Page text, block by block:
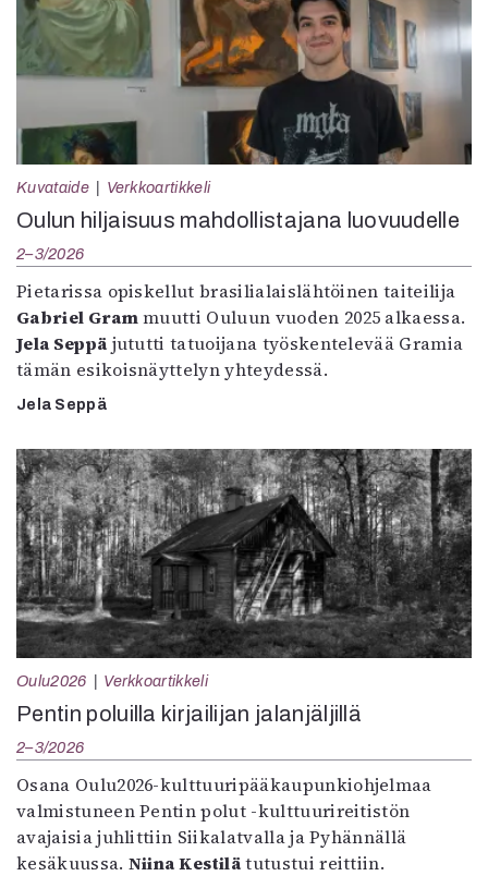
Kuvataide Verkkoartikkeli
Oulun hiljaisuus mahdollistajana luovuudelle
2–3/2026
Pietarissa opiskellut brasilialaislähtöinen taiteilija
Gabriel Grammuutti Ouluun vuoden 2025 alkaessa.
Jela Seppä jututti tatuoijana työskentelevää Gramia
tämän esikoisnäyttelyn yhteydessä.
Jela Seppä
Oulu2026 Verkkoartikkeli
Pentin poluilla kirjailijan jalanjäljillä
2–3/2026
Osana Oulu2026-kulttuuripääkaupunkiohjelmaa
valmistuneen Pentin polut -kulttuurireitistön
avajaisia juhlittiin Siikalatvalla ja Pyhännällä
kesäkuussa. Niina Kestilätutustui reittiin.